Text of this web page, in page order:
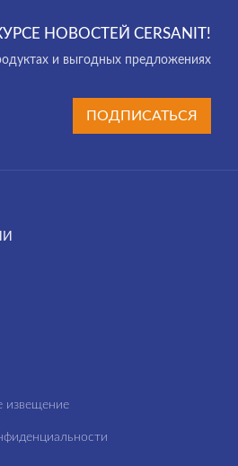
извещение
НОВОСТЕЙ CERSANIT!
и выгодных предложениях
ПОДПИСАТЬСЯ